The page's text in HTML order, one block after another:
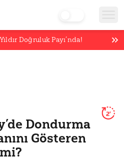
Yıldır Doğruluk Payı’nda!
Dondurma
Gösteren
2'